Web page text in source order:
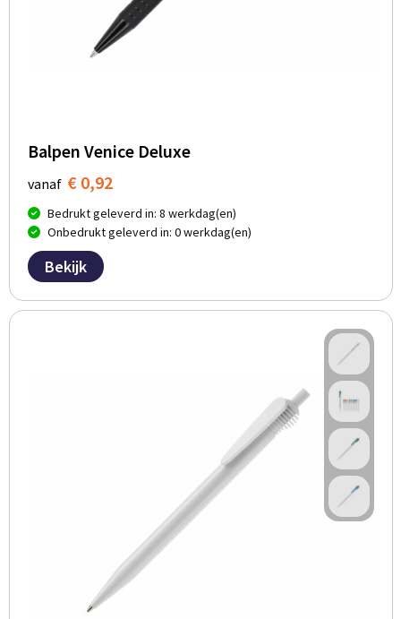
Balpen Venice Deluxe
vanaf € 0,92
Bedrukt geleverd in: 8 werkdag(en)
Onbedrukt geleverd in: 0 werkdag(en)
Bekijk